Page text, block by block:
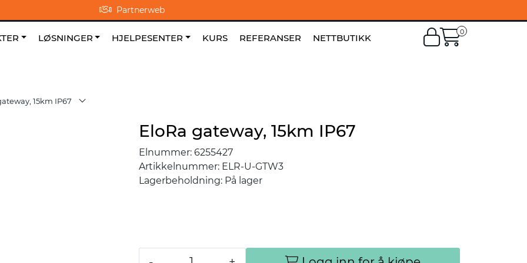
Partnerweb
| Om oss Favoritter NO|EN|FI
LØSNINGER HJELPESENTER KURS REFERANSER NETTBUTIKK
0
15km IP67
EloRa gateway, 15km IP67
Elnummer: 6255427
Artikkelnummer: ELR-U-GTW3
Lagerbeholdning: På lager